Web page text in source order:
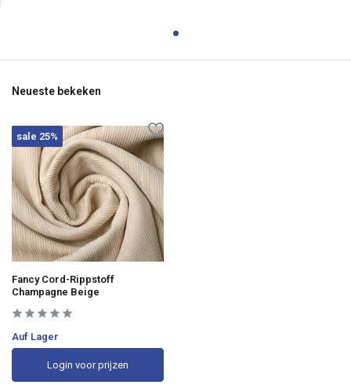
Neueste bekeken
sale 25%
Fancy Cord-Rippstoff
Champagne Beige
Auf Lager
Login voor prijzen